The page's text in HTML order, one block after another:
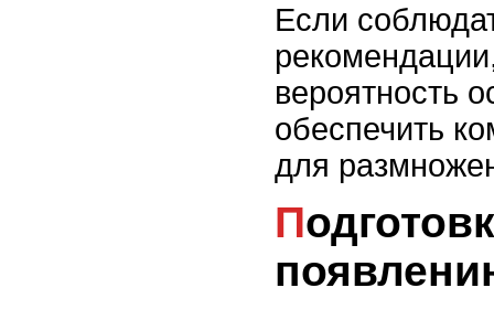
Если
вероятность
обеспечить
для
Подготовка клетки к